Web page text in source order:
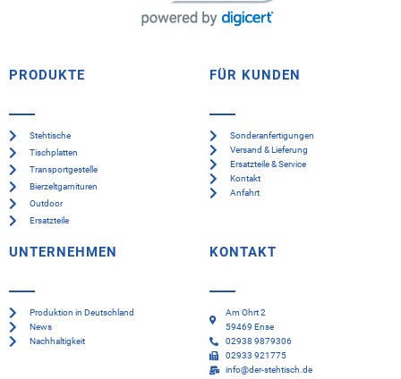
PRODUKTE
Stehtische
Tischplatten
Transportgestelle
Bierzeltgarnituren
Outdoor
Ersatzteile
FÜR KUNDEN
Sonderanfertigungen
Versand & Lieferung
Ersatzteile & Service
Kontakt
Anfahrt
UNTERNEHMEN
Produktion in Deutschland
News
Nachhaltigkeit
KONTAKT
Am Ohrt 2
59469 Ense
02938 9879306
02933 921775
info@der-stehtisch.de